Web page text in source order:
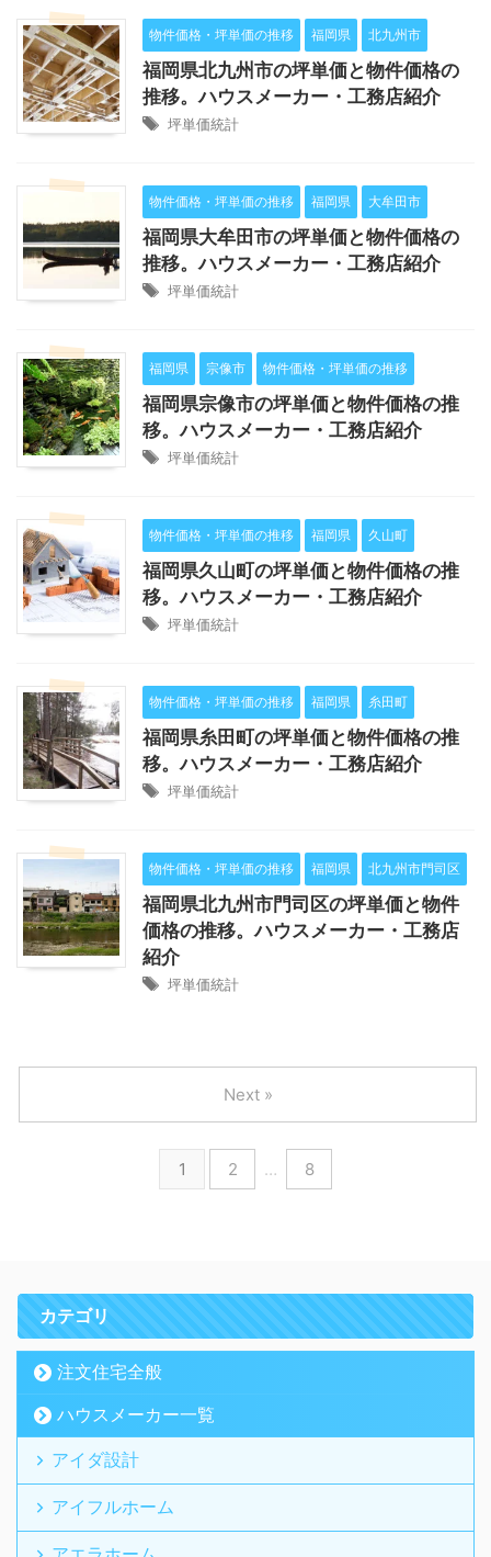
物件価格・坪単価の推移 福岡県 北九州市
福岡県北九州市の坪単価と物件価格の
推移。ハウスメーカー・工務店紹介
坪単価統計
物件価格・坪単価の推移 福岡県 大牟田市
福岡県大牟田市の坪単価と物件価格の
推移。ハウスメーカー・工務店紹介
坪単価統計
福岡県 宗像市 物件価格・坪単価の推移
福岡県宗像市の坪単価と物件価格の推
移。ハウスメーカー・工務店紹介
坪単価統計
物件価格・坪単価の推移 福岡県 久山町
福岡県久山町の坪単価と物件価格の推
移。ハウスメーカー・工務店紹介
坪単価統計
物件価格・坪単価の推移 福岡県 糸田町
福岡県糸田町の坪単価と物件価格の推
移。ハウスメーカー・工務店紹介
坪単価統計
物件価格・坪単価の推移 福岡県 北九州市門司区
福岡県北九州市門司区の坪単価と物件
価格の推移。ハウスメーカー・工務店
紹介
坪単価統計
1 2 … 8
Next »
カテゴリ
注文住宅全般
ハウスメーカー一覧
アイダ設計
アイフルホーム